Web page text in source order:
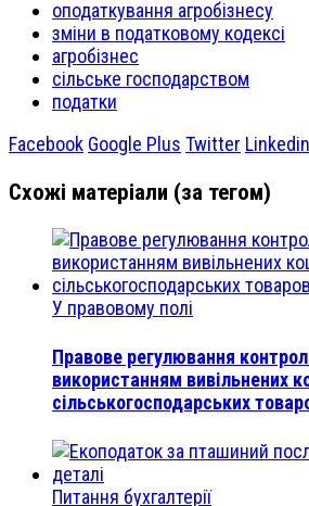
оподаткування агробізнесу
зміни в податковому кодексі
агробізнес
сільське господарством
податки
Facebook Google Plus Twitter Linkedin
Схожі матеріали (за тегом)
У правовому полі
Правове регулювання
використанням вивільнених
сільськогосподарських
Питання бухгалтерії